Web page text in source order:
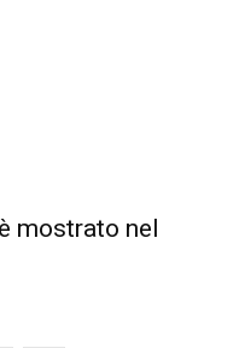
mostrato nel